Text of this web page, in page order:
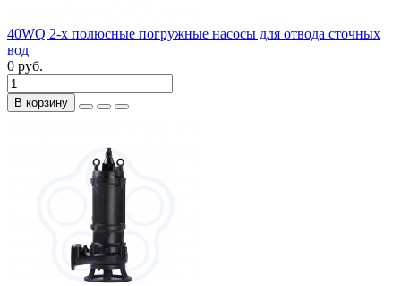
40WQ 2-х полюсные погружные насосы для отвода сточных
вод
0 руб.
В корзину